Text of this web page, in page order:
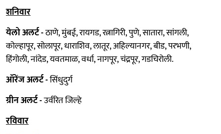
शनिवार
येलो अलर्ट -ठाणे, मुंबई, रायगड, रत्नागिरी, पुणे, सातारा, सांगली,
कोल्हापूर, सोलापूर, धाराशिव, लातूर, अहिल्यानगर, बीड, परभणी,
हिंगोली, नांदेड, यवतमाळ, वर्धा, नागपूर, चंद्रपूर, गडचिरोली.
ऑरेंज अलर्ट -सिंधुदुर्ग
ग्रीन अलर्ट -उर्वरित जिल्हे
रविवार